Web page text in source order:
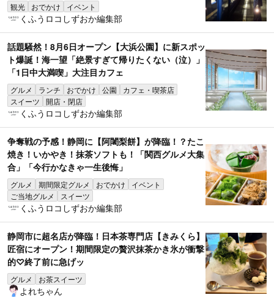
観光 おでかけ イベント
くふうロコしずおか編集部
話題騒然！8月6日オープン【大浜公園】に新スポッ
ト爆誕！海一望「絶景すぎて帰りたくない（泣）」
「1日中大満喫」大注目カフェ
グルメ ランチ おでかけ 公園
カフェ・喫茶店
スイーツ
開店・閉店
くふうロコしずおか編集部
争奪戦の予感！静岡に【阿闍梨餅】が降臨！？たこ
焼き！いかやき！抹茶ソフトも！「関西グルメ大集
合」「今行かなきゃ一生後悔」
グルメ 期間限定グルメ おでかけ
イベント
ご当地グルメ
スイーツ
くふうロコしずおか編集部
静岡市に超名店が降臨！日本茶専門店【きみくら】
匠宿にオープン！期間限定の贅沢抹茶かき氷が衝撃
的♡終了前に急げッ
グルメ お茶スイーツ
よれちゃん